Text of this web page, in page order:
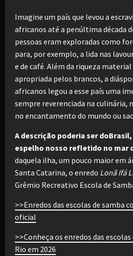
Imagine um país que levou a
africanos até a penúltima década
pessoas eram exploradas como
para, por exemplo, a lida nas
e de café. Além da riqueza
apropriada pelos brancos, a
africanos legou a esse país uma
sempre reverenciada na culinária,
no encantamento do mundo ou
A descrição poderia ser doBrasil,
espelho nosso refletido no mar
daquela ilha, um pouco maior em
Santa Catarina, o enredo Lonã Ifá
Grêmio Recreativo Escola de
>>Enredos das escolas de samba
oficial
>>Conheça os enredos das
Rio em 2026